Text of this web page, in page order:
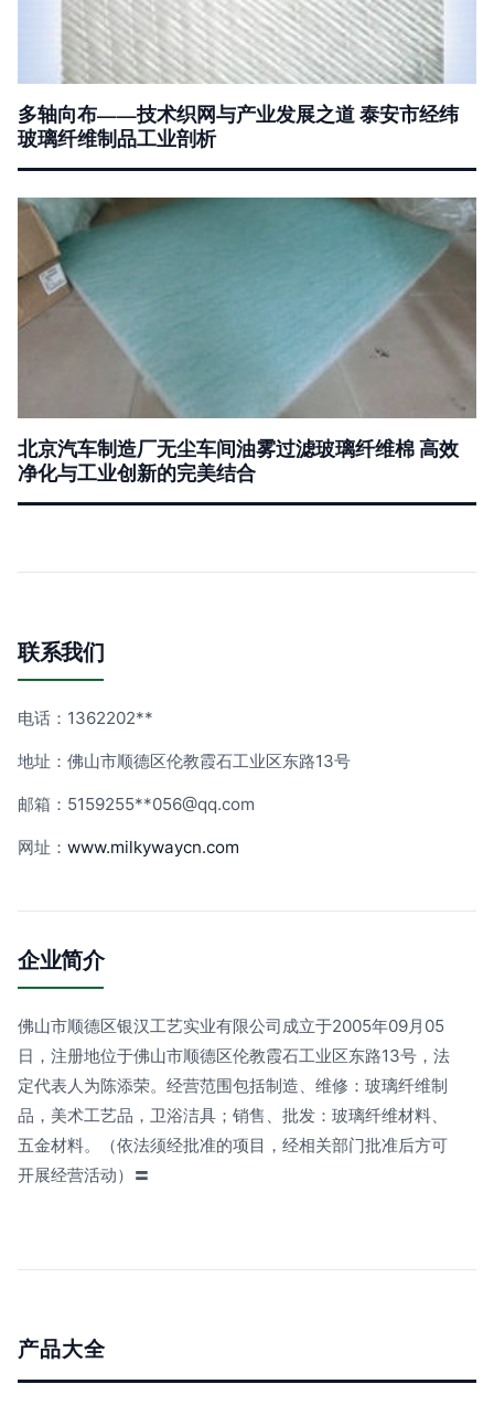
多轴向布——技术织网与产业发展之道 泰安市经纬
玻璃纤维制品工业剖析
北京汽车制造厂无尘车间油雾过滤玻璃纤维棉 高效
净化与工业创新的完美结合
联系我们
电话：1362202**
地址：佛山市顺德区伦教霞石工业区东路13号
邮箱：5159255**056@qq.com
网址： www.milkywaycn.com
企业简介
佛山市顺德区银汉工艺实业有限公司成立于2005年09月05
日，注册地位于佛山市顺德区伦教霞石工业区东路13号，法
定代表人为陈添荣。经营范围包括制造、维修：玻璃纤维制
品，美术工艺品，卫浴洁具；销售、批发：玻璃纤维材料、
五金材料。（依法须经批准的项目，经相关部门批准后方可
开展经营活动）〓
产品大全